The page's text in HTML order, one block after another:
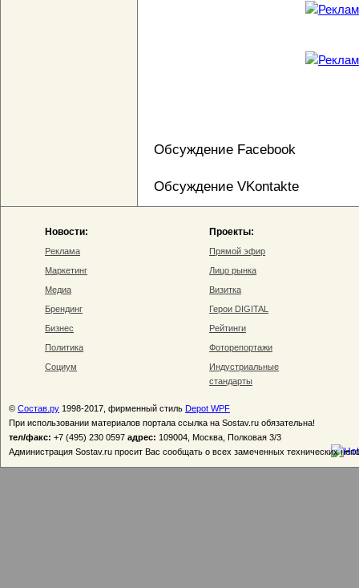
Обсуждение Facebook
Обсуждение VKontakte
Новости:
Реклама
Маркетинг
Медиа
Брендинг
Бизнес
Политика
Социум
Проекты:
Прямой эфир
Лицо рынка
Визитка
Герои DIGITAL
Рейтинги
Фоторепортажи
Индустриальные
стандарты
© Состав.ру 1998-2017, фирменный стиль Depot WPF
При использовании материалов портала ссылка на Sostav.ru обязательна!
тел/факс: +7 (495) 230 0597 адрес: 109004, Москва, Полковая 3/3
Администрация Sostav.ru просит Вас сообщать о всех замеченных технических